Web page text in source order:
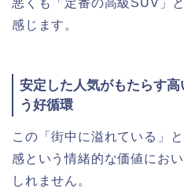
感じます。
安定した人気がもたらす
う好循環
この「街中に溢れている」
感という情緒的な価値にお
しれません。